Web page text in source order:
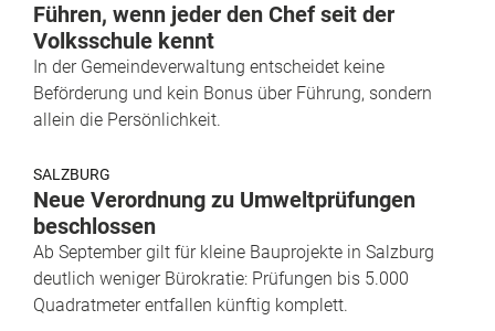
Führen, wenn jeder den Chef seit der
Volksschule kennt
In der Gemeindeverwaltung entscheidet keine
Beförderung und kein Bonus über Führung, sondern
allein die Persönlichkeit.
SALZBURG
Neue Verordnung zu Umweltprüfungen
beschlossen
Ab September gilt für kleine Bauprojekte in Salzburg
deutlich weniger Bürokratie: Prüfungen bis 5.000
Quadratmeter entfallen künftig komplett.